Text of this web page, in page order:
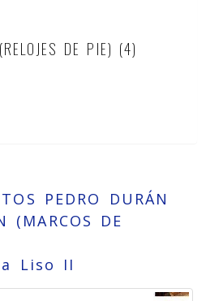
DE PIE) (4)
PEDRO DURÁN
(MARCOS DE
Liso II